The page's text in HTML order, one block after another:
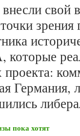
свой
проекта:
Германия,
пока хотят